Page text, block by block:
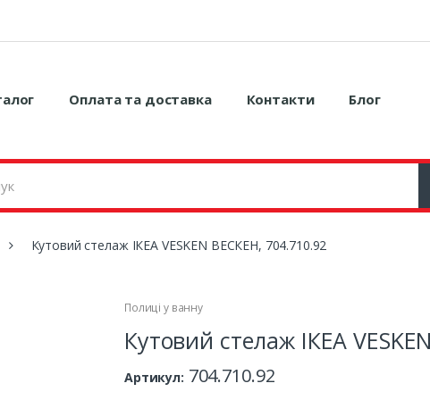
Оплата та доставка Контакти Блог
Кутовий стелаж ІКЕА VESKEN ВЕСКЕН, 704.710.92
Полиці у ванну
Кутовий стелаж ІКЕА
Артикул: 704.710.92